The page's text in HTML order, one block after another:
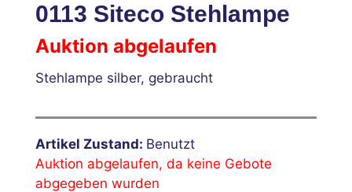
0113 Siteco Stehlampe
Auktion abgelaufen
Stehlampe silber, gebraucht
Artikel Zustand: Benutzt
Auktion abgelaufen, da keine Gebote
abgegeben wurden